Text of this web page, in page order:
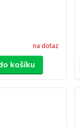
na dotaz
košíku